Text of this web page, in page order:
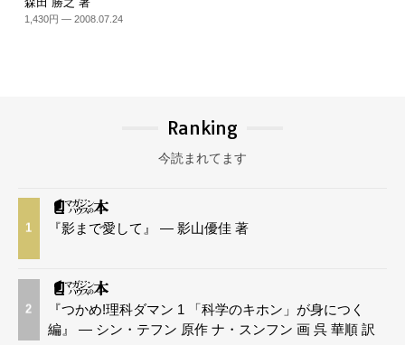
1,430円 — 2008.07.24
Ranking
今読まれてます
1 『影まで愛して』 — 影山優佳 著
2
『つかめ!理科ダマン 1 「科学のキホン」が身につく
編』 — シン・テフン 原作 ナ・スンフン 画 呉 華順 訳